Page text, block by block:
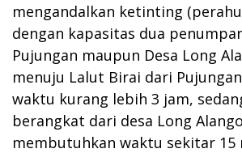
mengandalkan ketinting
dengan kapasitas dua
Pujungan maupun Desa Long
menuju Lalut Birai dari
waktu kurang lebih 3 jam,
berangkat dari desa Long
membutuhkan waktu sekitar 15